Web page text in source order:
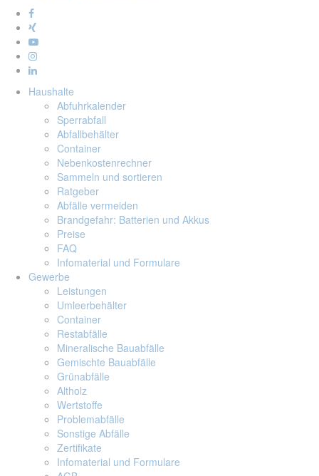
Haushalte
Abfuhrkalender
Sperrabfall
Abfallbehälter
Container
Nebenkostenrechner
Sammeln und sortieren
Ratgeber
Abfälle vermeiden
Brandgefahr: Batterien und Akkus
Preise
FAQ
Infomaterial und Formulare
Gewerbe
Leistungen
Umleerbehälter
Container
Restabfälle
Mineralische Bauabfälle
Gemischte Bauabfälle
Grünabfälle
Altholz
Wertstoffe
Problemabfälle
Sonstige Abfälle
Zertifikate
Infomaterial und Formulare